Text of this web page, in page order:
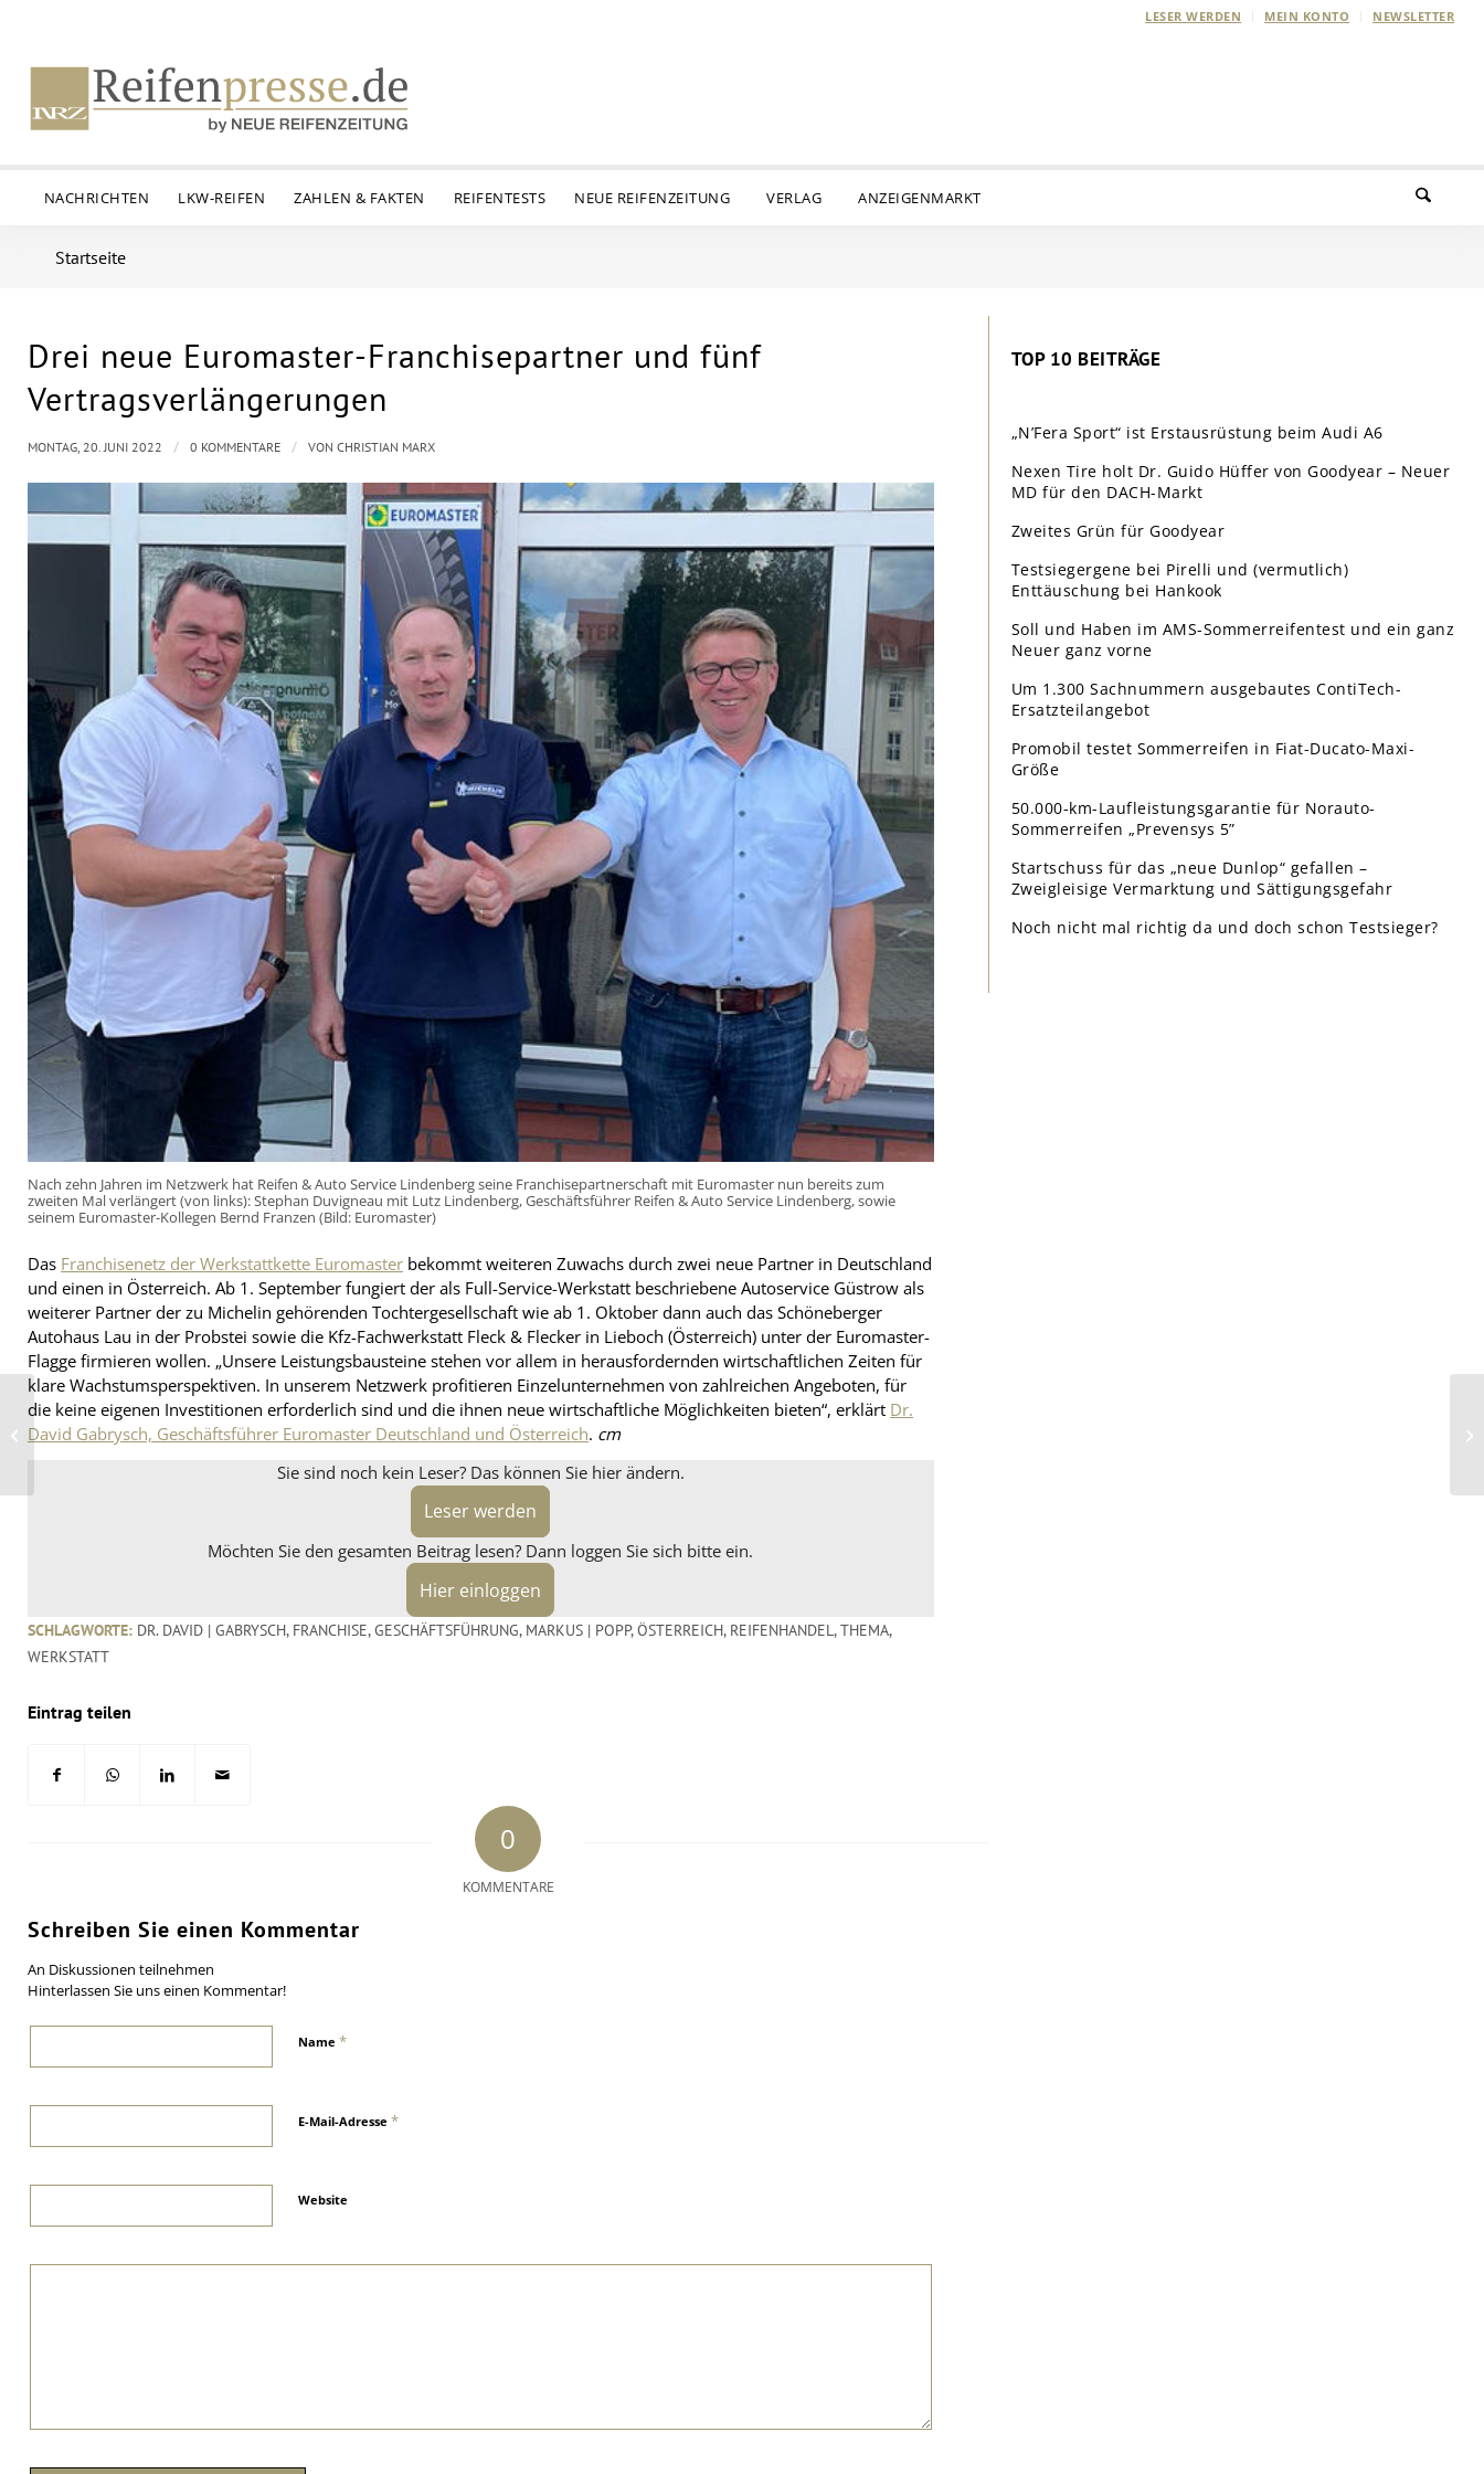
LESER WERDEN MEIN KONTO NEWSLETTER
NACHRICHTEN LKW-REIFEN ZAHLEN & FAKTEN REIFENTESTS NEUE REIFENZEITUNG VERLAG ANZEIGENMARKT
Startseite
Drei neue Euromaster-Franchisepartner und fünf
Vertragsverlängerungen
Nach zehn Jahren im Netzwerk hat Reifen & Auto Service Lindenberg seine Franchisepartnerschaft mit Euromaster nun bereits zum
zweiten Mal verlängert (von links): Stephan Duvigneau mit Lutz Lindenberg, Geschäftsführer Reifen & Auto Service Lindenberg, sowie
seinem Euromaster-Kollegen Bernd Franzen (Bild: Euromaster)
Das Franchisenetz der Werkstattkette Euromaster bekommt weiteren Zuwachs durch zwei neue Partner in Deutschland
und einen in Österreich. Ab 1. September fungiert der als Full-Service-Werkstatt beschriebene Autoservice Güstrow als
weiterer Partner der zu Michelin gehörenden Tochtergesellschaft wie ab 1. Oktober dann auch das Schöneberger
Autohaus Lau in der Probstei sowie die Kfz-Fachwerkstatt Fleck & Flecker in Lieboch (Österreich) unter der Euromaster-
Flagge firmieren wollen. „Unsere Leistungsbausteine stehen vor allem in herausfordernden wirtschaftlichen Zeiten für
klare Wachstumsperspektiven. In unserem Netzwerk profitieren Einzelunternehmen von zahlreichen Angeboten, für
die keine eigenen Investitionen erforderlich sind und die ihnen neue wirtschaftliche Möglichkeiten bieten“, erklärt Dr.
David Gabrysch, Geschäftsführer Euromaster Deutschland und Österreich. cm
Sie sind noch kein Leser? Das können Sie hier ändern.
Leser werden
Möchten Sie den gesamten Beitrag lesen? Dann loggen Sie sich bitte ein.
Hier einloggen
MONTAG, 20. JUNI 2022 / 0 KOMMENTARE / VON CHRISTIAN MARX
SCHLAGWORTE: DR. DAVID | GABRYSCH, FRANCHISE,GESCHÄFTSFÜHRUNG, MARKUS | POPP,ÖSTERREICH, REIFENHANDEL,THEMA,
WERKSTATT
Eintrag teilen
0
KOMMENTARE
Schreiben Sie einen Kommentar
An Diskussionen teilnehmen
Hinterlassen Sie uns einen Kommentar!
Name *
E-Mail-Adresse *
Website
TOP 10 BEITRÄGE
„N’Fera Sport“ ist Erstausrüstung beim Audi A6
Nexen Tire holt Dr. Guido Hüffer von Goodyear – Neuer
MD für den DACH-Markt
Zweites Grün für Goodyear
Testsiegergene bei Pirelli und (vermutlich)
Enttäuschung bei Hankook
Soll und Haben im AMS-Sommerreifentest und ein ganz
Neuer ganz vorne
Um 1.300 Sachnummern ausgebautes ContiTech-
Ersatzteilangebot
Promobil testet Sommerreifen in Fiat-Ducato-Maxi-
Größe
50.000-km-Laufleistungsgarantie für Norauto-
Sommerreifen „Prevensys 5”
Startschuss für das „neue Dunlop“ gefallen –
Zweigleisige Vermarktung und Sättigungsgefahr
Noch nicht mal richtig da und doch schon Testsieger?
Profitables Wachstum:
Apollo Tyres
präsentiert